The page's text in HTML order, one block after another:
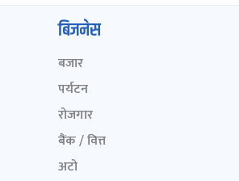
बिजनेस
बजार
पर्यटन
रोजगार
बैंक / वित्त
अटो